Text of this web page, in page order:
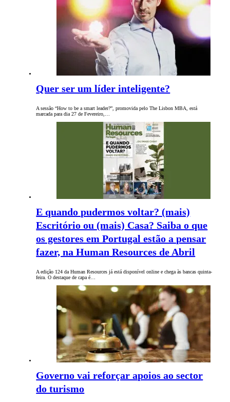
Quer ser um líder inteligente?
A sessão “How to be a smart leader?”, promovida pelo The Lisbon MBA, está
marcada para dia 27 de Fevereiro,…
E quando pudermos voltar? (mais)
Escritório ou (mais) Casa? Saiba o que
os gestores em Portugal estão a pensar
fazer, na Human Resources de Abril
A edição 124 da Human Resources já está disponível online e chega às bancas quinta-
feira. O destaque de capa é…
Governo vai reforçar apoios ao sector
do turismo